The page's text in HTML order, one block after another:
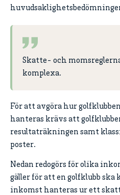
Skatte- och
komplexa.
För att avgöra hur
hanteras krävs att
resultaträkningen samt
poster.
Nedan redogörs för olika
gäller för att en golfklubb ska
inkomst hanteras ur ett